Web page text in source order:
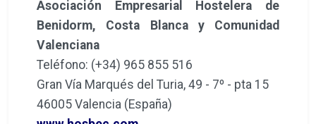
Asociación Empresarial Hostelera de
Benidorm, Costa Blanca y Comunidad
Valenciana
Teléfono: (+34) 965 855 516
Gran Vía Marqués del Turia, 49 - 7º - pta 15
46005 Valencia (España)